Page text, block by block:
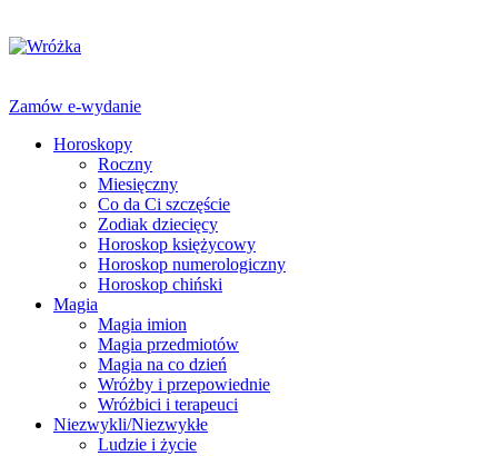
Zamów e-wydanie
Horoskopy
Roczny
Miesięczny
Co da Ci szczęście
Zodiak dziecięcy
Horoskop księżycowy
Horoskop numerologiczny
Horoskop chiński
Magia
Magia imion
Magia przedmiotów
Magia na co dzień
Wróżby i przepowiednie
Wróżbici i terapeuci
Niezwykli/Niezwykłe
Ludzie i życie